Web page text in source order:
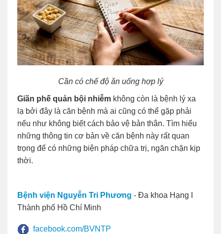
Cần có chế độ ăn uống hợp lý
Giãn phế quản bội nhiễm không còn là bệnh lý xa
lạ bởi đây là căn bệnh mà ai cũng có thể gặp phải
nếu như không biết cách bảo vệ bản thân. Tìm hiểu
những thông tin cơ bản về căn bệnh này rất quan
trọng để có những biện pháp chữa trị, ngăn chặn kịp
thời.
Bệnh viện Nguyễn Tri Phương - Đa khoa Hạng I
Thành phố Hồ Chí Minh
facebook.com/BVNTP